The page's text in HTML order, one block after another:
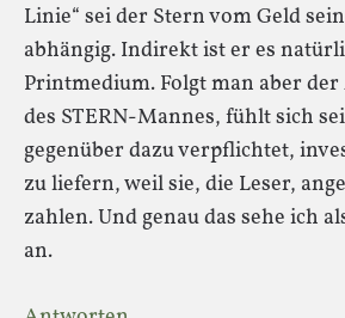
Linie“ sei der Stern vom Geld
abhängig. Indirekt ist er es
Printmedium. Folgt man aber
des STERN-Mannes, fühlt sich
gegenüber dazu verpflichtet,
zu liefern, weil sie, die Leser,
zahlen. Und genau das sehe ich
an.